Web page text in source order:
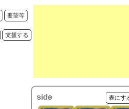
要望等
支援する
side 表にす